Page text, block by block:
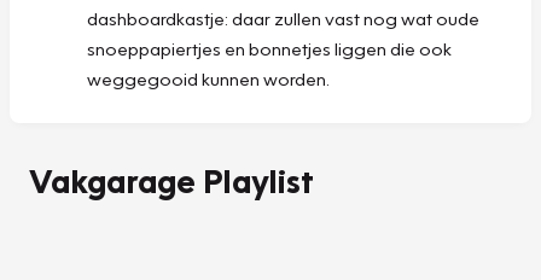
dashboardkastje: daar zullen vast nog wat oude
snoeppapiertjes en bonnetjes liggen die ook
weggegooid kunnen worden.
Vakgarage Playlist